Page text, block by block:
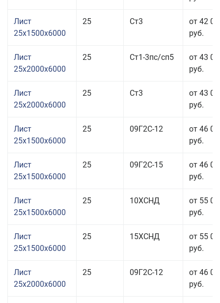
Лист
25x1500x6000
25 Ст3
от 42
руб.
Лист
25x2000x6000
25 Ст1-3пс/сп5
от 43
руб.
Лист
25x2000x6000
25 Ст3
от 43
руб.
Лист
25x1500x6000
25 09Г2С-12
от 46
руб.
Лист
25x1500x6000
25 09Г2С-15
от 46
руб.
Лист
25x1500x6000
25 10ХСНД
от 55
руб.
Лист
25x1500x6000
25 15ХСНД
от 55
руб.
Лист
25x2000x6000
25 09Г2С-12
от 46
руб.